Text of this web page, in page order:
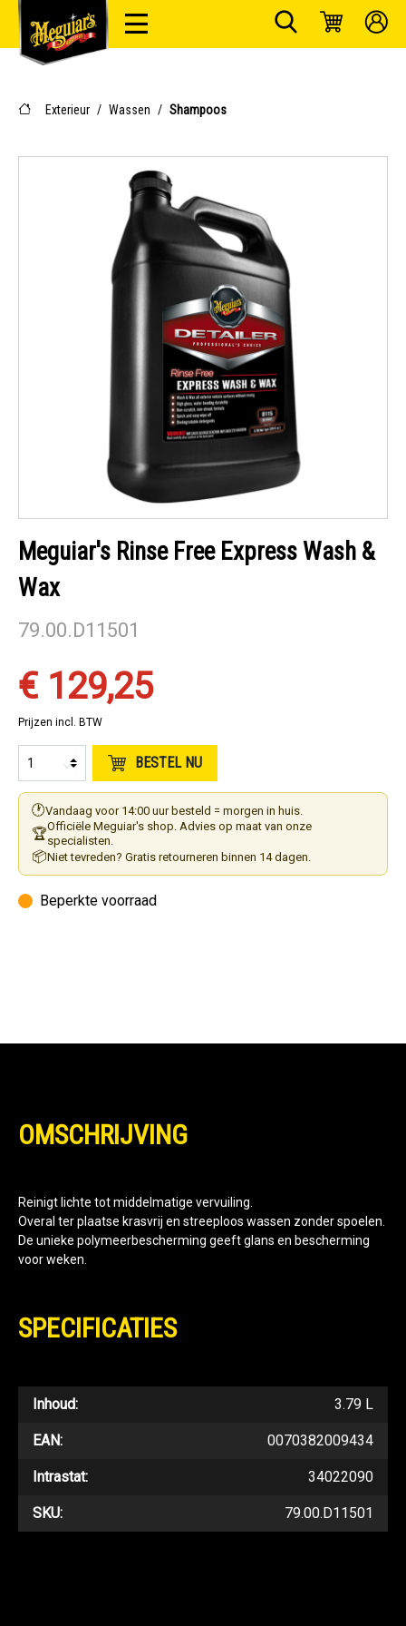
Exterieur / Wassen / Shampoos
Meguiar's Rinse Free Express Wash &
Wax
79.00.D11501
€ 129,25
Prijzen incl. BTW
BESTEL NU
🕐Vandaag voor 14:00 uur besteld = morgen in huis.
🏆Officiële Meguiar's shop. Advies op maat van onze
specialisten.
📦Niet tevreden? Gratis retourneren binnen 14 dagen.
Beperkte voorraad
OMSCHRIJVING
Reinigt lichte tot middelmatige vervuiling.
Overal ter plaatse krasvrij en streeploos wassen zonder spoelen.
De unieke polymeerbescherming geeft glans en bescherming
voor weken.
SPECIFICATIES
Inhoud: 3.79 L
EAN: 0070382009434
Intrastat: 34022090
SKU: 79.00.D11501